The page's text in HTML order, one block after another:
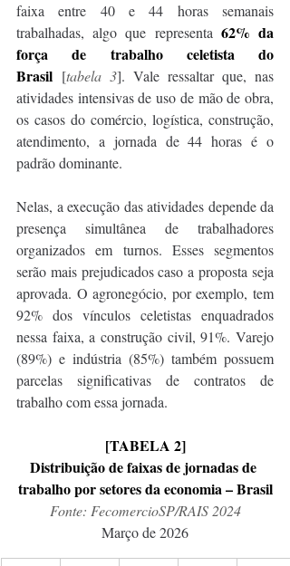
faixa entre 40 e 44 horas semanais
trabalhadas, algo que representa 62% da
força de trabalho celetista do
Brasil [tabela 3]. Vale ressaltar que, nas
atividades intensivas de uso de mão de obra,
os casos do comércio, logística, construção,
atendimento, a jornada de 44 horas é o
padrão dominante.
Nelas, a execução das atividades depende da
presença simultânea de trabalhadores
organizados em turnos. Esses segmentos
serão mais prejudicados caso a proposta seja
aprovada. O agronegócio, por exemplo, tem
92% dos vínculos celetistas enquadrados
nessa faixa, a construção civil, 91%. Varejo
(89%) e indústria (85%) também possuem
parcelas significativas de contratos de
trabalho com essa jornada.
[TABELA 2]
Distribuição de faixas de jornadas de
trabalho por setores da economia – Brasil
Fonte: FecomercioSP/RAIS 2024
Março de 2026